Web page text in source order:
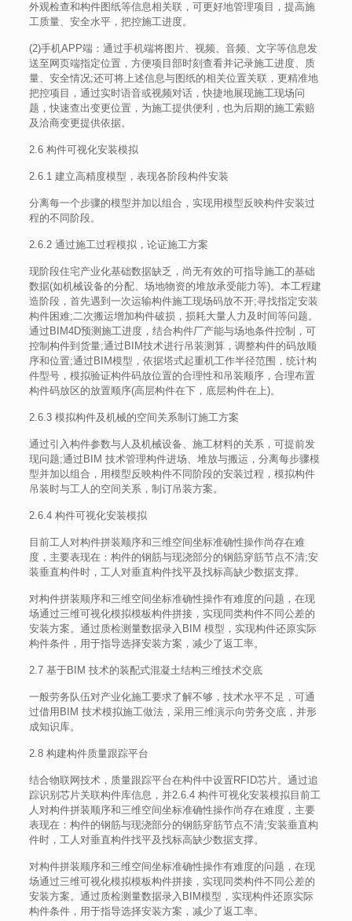
外观检查和构件图纸等信息相关联，可更好地管理项目，提高施
工质量、安全水平，把控施工进度。
(2)手机APP端：通过手机端将图片、视频、音频、文字等信息发
送至网页端指定位置，方便项目部时刻查看并记录施工进度、质
量、安全情况;还可将上述信息与图纸的相关位置关联，更精准地
把控项目，通过实时语音或视频对话，快捷地展现施工现场问
题，快速查出变更位置，为施工提供便利，也为后期的施工索赔
及洽商变更提供依据。
2.6 构件可视化安装模拟
2.6.1 建立高精度模型，表现各阶段构件安装
分离每一个步骤的模型并加以组合，实现用模型反映构件安装过
程的不同阶段。
2.6.2 通过施工过程模拟，论证施工方案
现阶段住宅产业化基础数据缺乏，尚无有效的可指导施工的基础
数据(如机械设备的分配、场地物资的堆放承受能力等)。本工程建
造阶段，首先遇到一次运输构件施工现场码放不开;寻找指定安装
构件困难;二次搬运增加构件破损，损耗大量人力及时间等问题。
通过BIM4D预测施工进度，结合构件厂产能与场地条件控制，可
控制构件到货量;通过BIM技术进行吊装测算，调整构件的码放顺
序和位置;通过BIM模型，依据塔式起重机工作半径范围，统计构
件型号，模拟验证构件码放位置的合理性和吊装顺序，合理布置
构件码放区的放置顺序(高层构件在下，底层构件在上)。
2.6.3 模拟构件及机械的空间关系制订施工方案
通过引入构件参数与人及机械设备、施工材料的关系，可提前发
现问题;通过BIM 技术管理构件进场、堆放与搬运，分离每步骤模
型并加以组合，用模型反映构件不同阶段的安装过程，模拟构件
吊装时与工人的空间关系，制订吊装方案。
2.6.4 构件可视化安装模拟
目前工人对构件拼装顺序和三维空间坐标准确性操作尚存在难
度，主要表现在：构件的钢筋与现浇部分的钢筋穿筋节点不清;安
装垂直构件时，工人对垂直构件找平及找标高缺少数据支撑。
对构件拼装顺序和三维空间坐标准确性操作有难度的问题，在现
场通过三维可视化模拟模板构件拼接，实现同类构件不同公差的
安装方案。通过质检测量数据录入BIM 模型，实现构件还原实际
构件条件，用于指导选择安装方案，减少了返工率。
2.7 基于BIM 技术的装配式混凝土结构三维技术交底
一般劳务队伍对产业化施工要求了解不够，技术水平不足，可通
过借用BIM 技术模拟施工做法，采用三维演示向劳务交底，并形
成知识库。
2.8 构建构件质量跟踪平台
结合物联网技术，质量跟踪平台在构件中设置RFID芯片。通过追
踪识别芯片关联构件库信息，并2.6.4 构件可视化安装模拟目前工
人对构件拼装顺序和三维空间坐标准确性操作尚存在难度，主要
表现在：构件的钢筋与现浇部分的钢筋穿筋节点不清;安装垂直构
件时，工人对垂直构件找平及找标高缺少数据支撑。
对构件拼装顺序和三维空间坐标准确性操作有难度的问题，在现
场通过三维可视化模拟模板构件拼接，实现同类构件不同公差的
安装方案。通过质检测量数据录入BIM模型，实现构件还原实际
构件条件，用于指导选择安装方案，减少了返工率。